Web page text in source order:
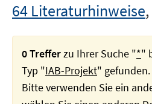
64 Literaturhinweise,
0 Trefferzu Ihrer Suche "*"
Typ "IAB-Projekt" gefunden.
Bitte verwenden Sie ein